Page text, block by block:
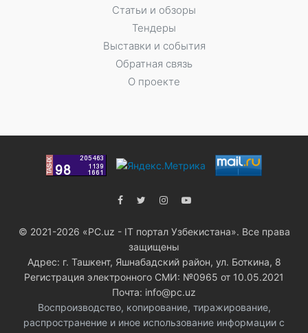
Статьи и обзоры
Тендеры
Выставки и события
Обратная связь
О проекте
© 2021-2026 «PC.uz - IT портал Узбекистана». Все права
защищены
Адрес: г. Ташкент, Яшнабадский район, ул. Боткина, 8
Регистрация электронного СМИ: №0965 от 10.05.2021
Почта: info@pc.uz
Воспроизводство, копирование, тиражирование,
распространение и иное использование информации с